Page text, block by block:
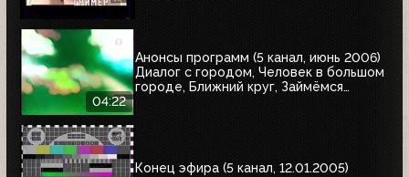
04:22
Анонсы программ (5 канал, июнь 2006)
Диалог с городом, Человек в большом
городе, Ближний круг, Займёмся
Конец эфира (5 канал, 12.01.2005)